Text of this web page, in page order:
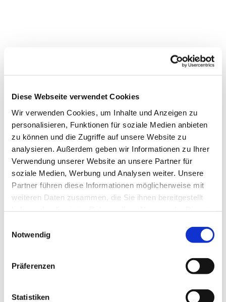
Diese Webseite verwendet Cookies
Wir verwenden Cookies, um Inhalte und Anzeigen zu
personalisieren, Funktionen für soziale Medien anbieten
zu können und die Zugriffe auf unsere Website zu
analysieren. Außerdem geben wir Informationen zu Ihrer
Verwendung unserer Website an unsere Partner für
soziale Medien, Werbung und Analysen weiter. Unsere
Partner führen diese Informationen möglicherweise mit
weiteren Daten zusammen, die Sie ihnen bereitgestellt
Notwendig
Präferenzen
Statistiken
Dies könnte Sie auch
interessieren